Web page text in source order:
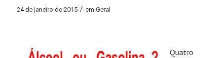
24 de janeiro de 2015 / em Geral
Quatro